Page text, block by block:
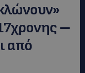
–
από